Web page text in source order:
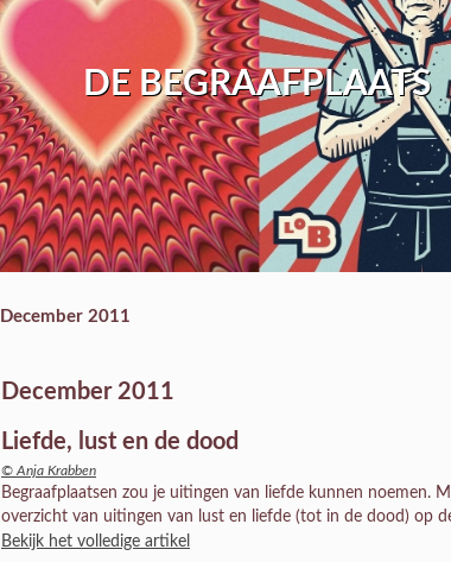
DE BEGRAAFPLAATS
December 2011
December 2011
Liefde, lust en de dood
© Anja Krabben
Begraafplaatsen zou je uitingen van liefde kunnen noemen.
overzicht van uitingen van lust en liefde (tot in de dood) op
Bekijk het volledige artikel